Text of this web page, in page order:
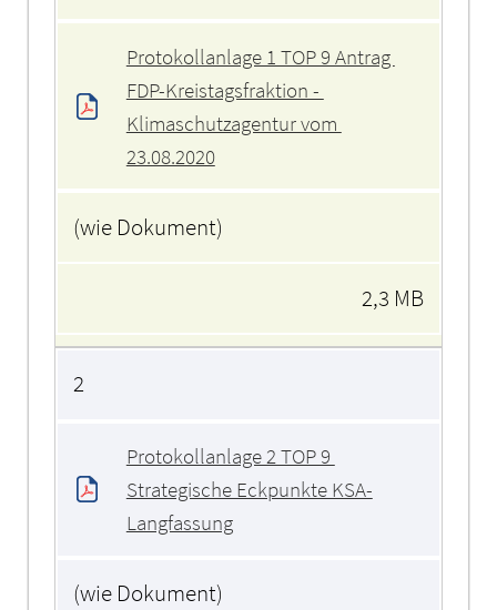
Protokollanlage 1 TOP 9 Antrag
FDP-Kreistagsfraktion -
Klimaschutzagentur vom
23.08.2020
(wie Dokument)
2,3 MB
2
Protokollanlage 2 TOP 9
Strategische Eckpunkte KSA-
Langfassung
(wie Dokument)